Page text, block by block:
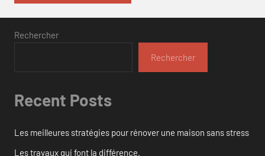
Rechercher
Rechercher
Recent Posts
Les meilleures stratégies pour rénover une maison sans stress
Les travaux qui font la différence.